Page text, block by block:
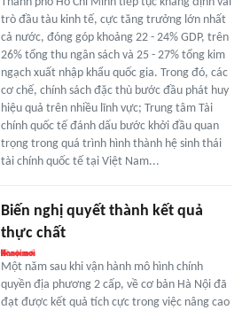
trò đầu tàu kinh tế, cực tăng trưởng lớn nhất
cả nước, đóng góp khoảng 22 - 24% GDP, trên
26% tổng thu ngân sách và 25 - 27% tổng kim
ngạch xuất nhập khẩu quốc gia. Trong đó, các
cơ chế, chính sách đặc thù bước đầu phát huy
hiệu quả trên nhiều lĩnh vực; Trung tâm Tài
chính quốc tế đánh dấu bước khởi đầu quan
trọng trong quá trình hình thành hệ sinh thái
tài chính quốc tế tại Việt Nam...
Biến nghị quyết thành kết quả
thực chất
Một năm sau khi vận hành mô hình chính
quyền địa phương 2 cấp, về cơ bản Hà Nội đã
đạt được kết quả tích cực trong việc nâng cao